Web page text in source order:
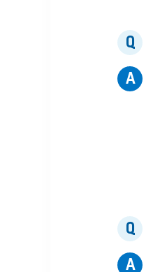
Q
A
Q
A